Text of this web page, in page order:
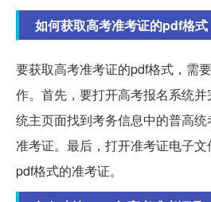
如何获取高考准考证的pdf格式
要获取高考准考证的pdf格式，需
作。首先，要打开高考报名系统
统主页面找到考务信息中的普高
准考证。最后，打开准考证电子
pdf格式的准考证。